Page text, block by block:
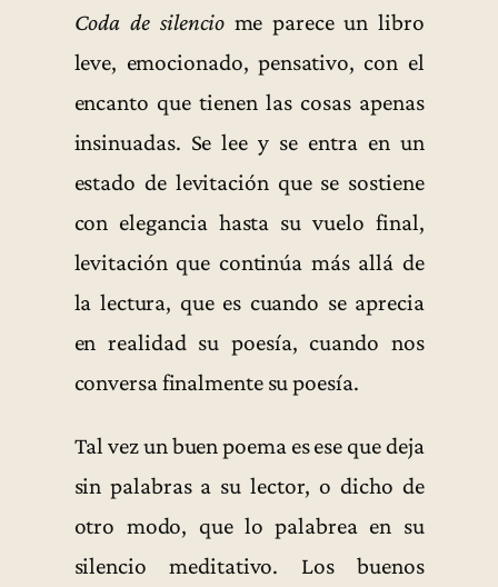
Coda de silenciome parece un libro
leve, emocionado, pensativo, con el
encanto que tienen las cosas apenas
insinuadas. Se lee y se entra en un
estado de levitación que se sostiene
con elegancia hasta su vuelo final,
levitación que continúa más allá de
la lectura, que es cuando se aprecia
en realidad su poesía, cuando nos
conversa finalmente su poesía.
Tal vez un buen poema es ese que deja
sin palabras a su lector, o dicho de
otro modo, que lo palabrea en su
silencio meditativo. Los buenos